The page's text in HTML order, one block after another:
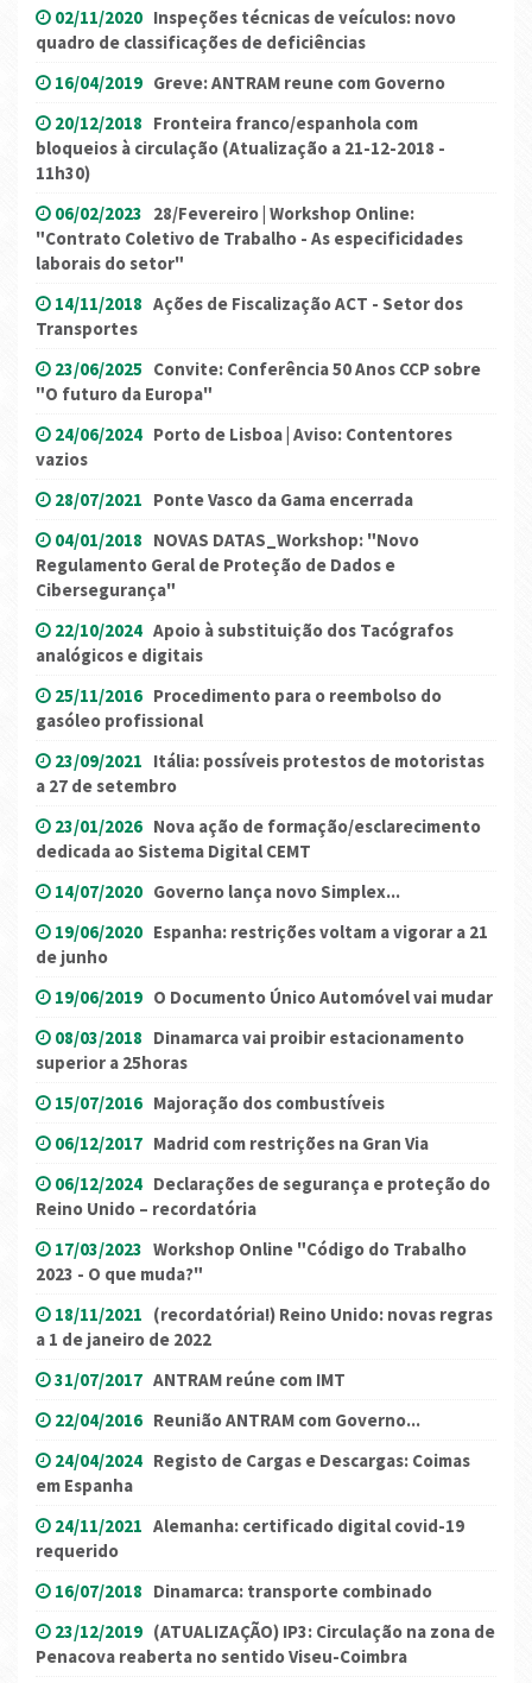
02/11/2020 Inspeções técnicas de veículos: novo
quadro de classificações de deficiências
16/04/2019 Greve: ANTRAM reune com Governo
20/12/2018 Fronteira franco/espanhola com
bloqueios à circulação (Atualização a 21-12-2018 -
11h30)
06/02/2023 28/Fevereiro | Workshop Online:
"Contrato Coletivo de Trabalho - As especificidades
laborais do setor"
14/11/2018 Ações de Fiscalização ACT - Setor dos
Transportes
23/06/2025 Convite: Conferência 50 Anos CCP sobre
"O futuro da Europa"
24/06/2024 Porto de Lisboa | Aviso: Contentores
vazios
28/07/2021 Ponte Vasco da Gama encerrada
04/01/2018 NOVAS DATAS_Workshop: "Novo
Regulamento Geral de Proteção de Dados e
Cibersegurança"
22/10/2024 Apoio à substituição dos Tacógrafos
analógicos e digitais
25/11/2016 Procedimento para o reembolso do
gasóleo profissional
23/09/2021 Itália: possíveis protestos de motoristas
a 27 de setembro
23/01/2026 Nova ação de formação/esclarecimento
dedicada ao Sistema Digital CEMT
14/07/2020 Governo lança novo Simplex...
19/06/2020 Espanha: restrições voltam a vigorar a 21
de junho
19/06/2019 O Documento Único Automóvel vai mudar
08/03/2018 Dinamarca vai proibir estacionamento
superior a 25horas
15/07/2016 Majoração dos combustíveis
06/12/2017 Madrid com restrições na Gran Via
06/12/2024 Declarações de segurança e proteção do
Reino Unido – recordatória
17/03/2023 Workshop Online "Código do Trabalho
2023 - O que muda?"
18/11/2021 (recordatória!) Reino Unido: novas regras
a 1 de janeiro de 2022
31/07/2017 ANTRAM reúne com IMT
22/04/2016 Reunião ANTRAM com Governo...
24/04/2024 Registo de Cargas e Descargas: Coimas
em Espanha
24/11/2021 Alemanha: certificado digital covid-19
requerido
16/07/2018 Dinamarca: transporte combinado
23/12/2019 (ATUALIZAÇÃO) IP3: Circulação na zona de
Penacova reaberta no sentido Viseu-Coimbra